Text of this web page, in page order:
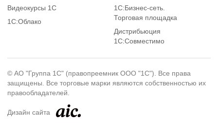
Видеокурсы 1С
1С:Облако
1С:Бизнес-сеть.
Торговая площадка
Дистрибьюция
1С:Совместимо
© АО "Группа 1С" (правопреемник ООО "1С"). Все права
защищены. Все торговые марки являются собственностью их
правообладателей.
Дизайн сайта